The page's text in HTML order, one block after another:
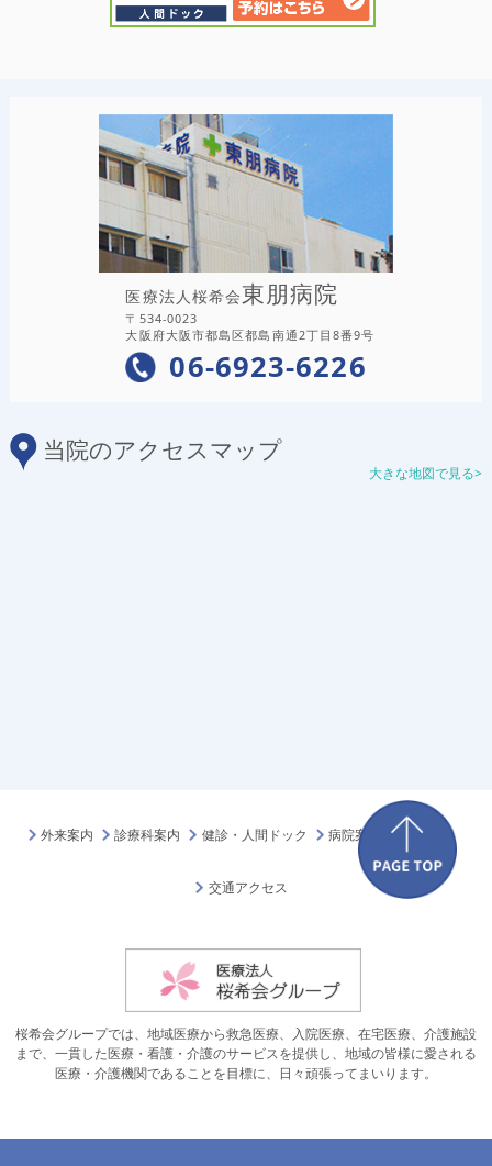
医療法人桜希会東朋病院
〒534-0023
大阪府大阪市都島区都島南通2丁目8番9号
06-6923-6226
当院のアクセスマップ
大きな地図で見る>
外来案内 診療科案内 健診・人間ドック 病院案内 採用情報
交通アクセス
桜希会グループでは、地域医療から救急医療、入院医療、在宅医療、介護施設
まで、一貫した医療・看護・介護のサービスを提供し、地域の皆様に愛される
医療・介護機関であることを目標に、日々頑張ってまいります。